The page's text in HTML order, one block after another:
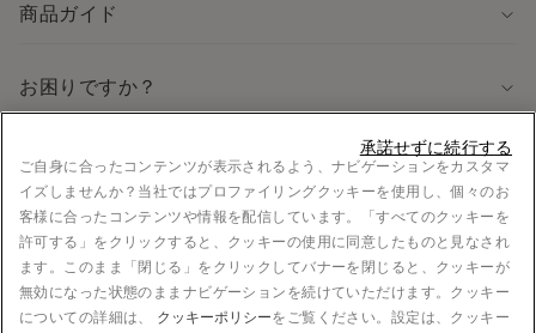
商品ガイド
お困りですか？
法律に関する情報
採用情報
法的情報
お支払い
ご自身に合ったコンテンツが表示されるよう、ナビゲーションをカスタマ
イズしませんか？当社ではプロファイリングクッキーを使用し、個々のお
客様に合ったコンテンツや情報を配信しています。「すべてのクッキーを
許可する」をクリックすると、クッキーの使用に同意したものと見なされ
ます。このまま「閉じる」をクリックしてバナーを閉じると、クッキーが
無効になった状態のままナビゲーションを続けていただけます。クッキー
についての詳細は、 クッキーポリシーをご覧ください。設定は、クッキー
承諾せずに続行する